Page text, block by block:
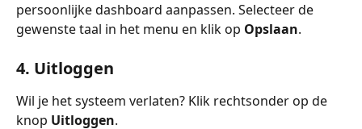
persoonlijke dashboard aanpassen. Selecteer de
gewenste taal in het menu en klik op Opslaan.
4. Uitloggen
Wil je het systeem verlaten? Klik rechtsonder op de
knop Uitloggen.